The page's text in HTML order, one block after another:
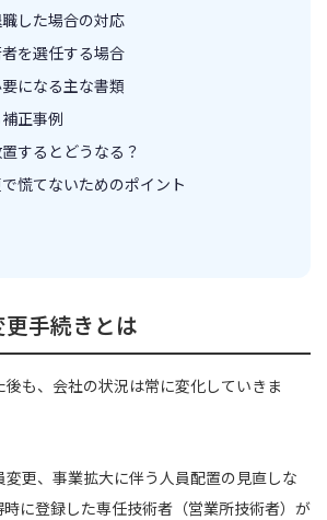
した場合の対応
を選任する場合
になる主な書類
正事例
するとどうなる？
慌てないためのポイント
手続きとは
も、会社の状況は常に変化していきま
更、事業拡大に伴う人員配置の見直しな
時に登録した専任技術者（営業所技術者）が